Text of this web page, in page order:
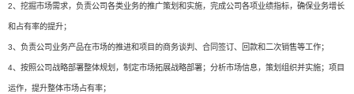
2、挖掘市场需求，负责公司各类业务的推广策划和实施，完成公司各项业绩指标，确保业务增长
和占有率的提升；
3、负责公司业务产品在市场的推进和项目的商务谈判、合同签订、回款和二次销售等工作；
4、按照公司战略部署整体规划，制定市场拓展战略部署；分析市场信息，策划组织并实施；项目
运作，提升整体市场占有率；